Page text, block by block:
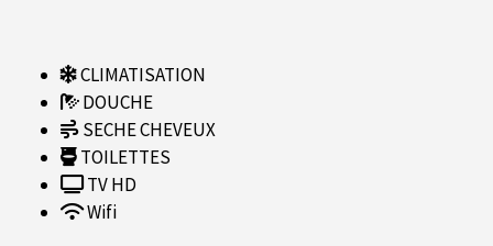
CLIMATISATION
DOUCHE
SECHE CHEVEUX
TOILETTES
TV HD
Wifi